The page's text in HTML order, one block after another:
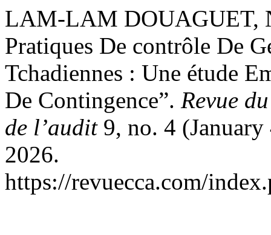
LAM-LAM DOUAGUET,
Pratiques De contrôle De
Tchadiennes : Une étude
De Contingence”. Revue
de l’audit 9, no. 4
2026.
https://revuecca.com/